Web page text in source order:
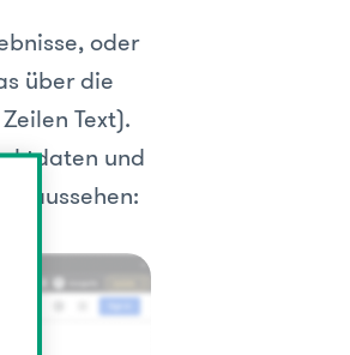
oder
über die
Text).
und
aussehen: